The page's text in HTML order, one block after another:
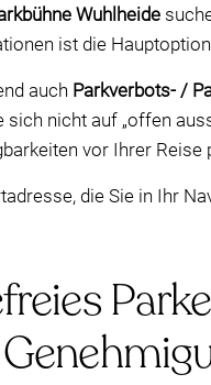
Wuhlheide
ist die
auch Parkverbots- /
sich nicht auf „offen
vor Ihrer Reise
die Sie in Ihr